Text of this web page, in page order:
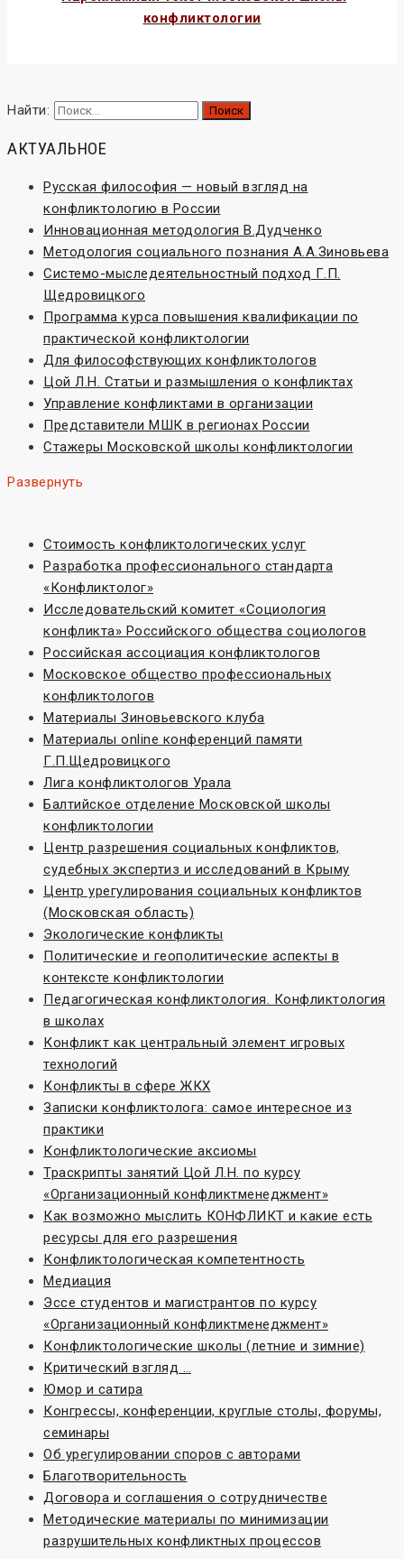
конфликтологии
Найти:
АКТУАЛЬНОЕ
Русская философия — новый взгляд на
конфликтологию в России
Инновационная методология В.Дудченко
Методология социального познания А.А.Зиновьева
Системо-мыследеятельностный подход Г.П.
Щедровицкого
Программа курса повышения квалификации по
практической конфликтологии
Для философствующих конфликтологов
Цой Л.Н. Статьи и размышления о конфликтах
Управление конфликтами в организации
Представители МШК в регионах России
Стажеры Московской школы конфликтологии
Развернуть
Стоимость конфликтологических услуг
Разработка профессионального стандарта
«Конфликтолог»
Исследовательский комитет «Социoлогия
конфликта» Российского общества социологов
Российская ассоциация конфликтологов
Московское общество профессиональных
конфликтологов
Материалы Зиновьевского клуба
Материалы online конференций памяти
Г.П.Щедровицкого
Лига конфликтологов Урала
Балтийское отделение Московской школы
конфликтологии
Центр разрешения социальных конфликтов,
судебных экспертиз и исследований в Крыму
Центр урегулирования социальных конфликтов
(Московская область)
Экологические конфликты
Политические и геополитические аспекты в
контексте конфликтологии
Педагогическая конфликтология. Конфликтология
в школах
Конфликт как центральный элемент игровых
технологий
Конфликты в сфере ЖКХ
Записки конфликтолога: самое интересное из
практики
Конфликтологические аксиомы
Траскрипты занятий Цой Л.Н. по курсу
«Организационный конфликтменеджмент»
Как возможно мыслить КОНФЛИКТ и какие есть
ресурсы для его разрешения
Конфликтологическая компетентность
Медиация
Эссе студентов и магистрантов по курсу
«Организационный конфликтменеджмент»
Конфликтологические школы (летние и зимние)
Критический взгляд …
Юмор и сатира
Конгрессы, конференции, круглые столы, форумы,
семинары
Об урегулировании споров с авторами
Благотворительность
Договора и соглашения о сотрудничестве
Методические материалы по минимизации
разрушительных конфликтных процессов